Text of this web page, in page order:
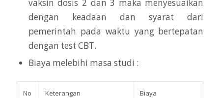
vaksin dosis 2 dan 3 maka menyesuaikan
dengan keadaan dan syarat dari
pemerintah pada waktu yang bertepatan
dengan test CBT.
Biaya melebihi masa studi :
No Keterangan Biaya